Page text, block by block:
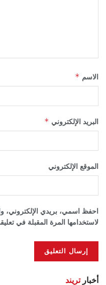
الاسم *
البريد الإلكتروني *
الموقع الإلكتروني
احفظ اسمي، بريدي الإلكتروني،
لاستخدامها المرة المقبلة في
أخبارتريند